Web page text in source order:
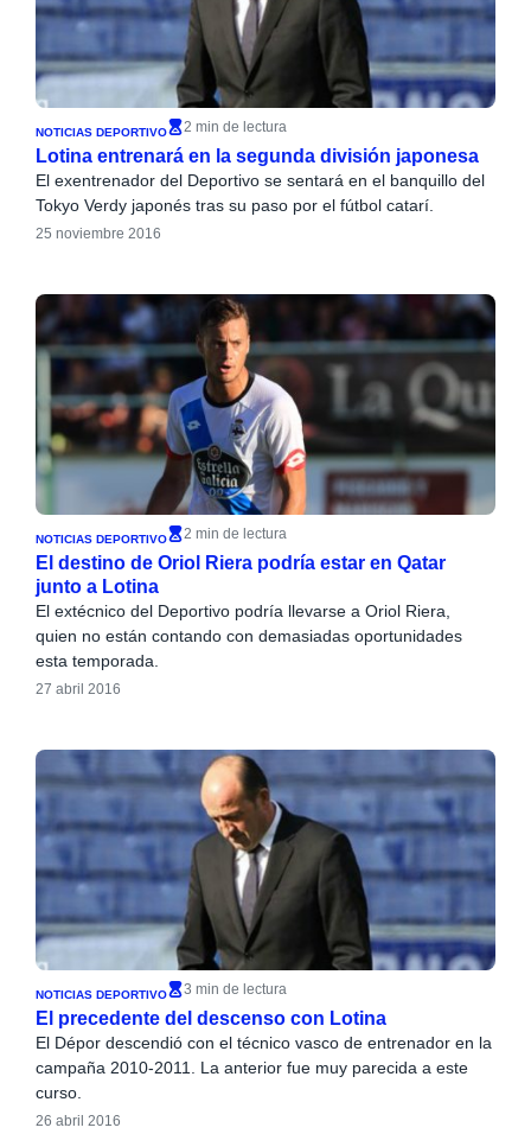
NOTICIAS DEPORTIVO 2 min de lectura
Lotina entrenará en la segunda división japonesa
El exentrenador del Deportivo se sentará en el banquillo del
Tokyo Verdy japonés tras su paso por el fútbol catarí.
25 noviembre 2016
NOTICIAS DEPORTIVO 2 min de lectura
El destino de Oriol Riera podría estar en Qatar
junto a Lotina
El extécnico del Deportivo podría llevarse a Oriol Riera,
quien no están contando con demasiadas oportunidades
esta temporada.
27 abril 2016
NOTICIAS DEPORTIVO 3 min de lectura
El precedente del descenso con Lotina
El Dépor descendió con el técnico vasco de entrenador en la
campaña 2010-2011. La anterior fue muy parecida a este
curso.
26 abril 2016